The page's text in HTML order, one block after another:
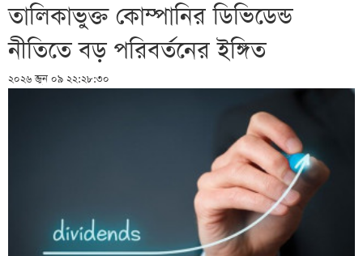
তালিকাভুক্ত কোম্পানির ডিভিডেন্ড
নীতিতে বড় পরিবর্তনের ইঙ্গিত
২০২৬ জুন ০৯ ২২:২৮:৩০